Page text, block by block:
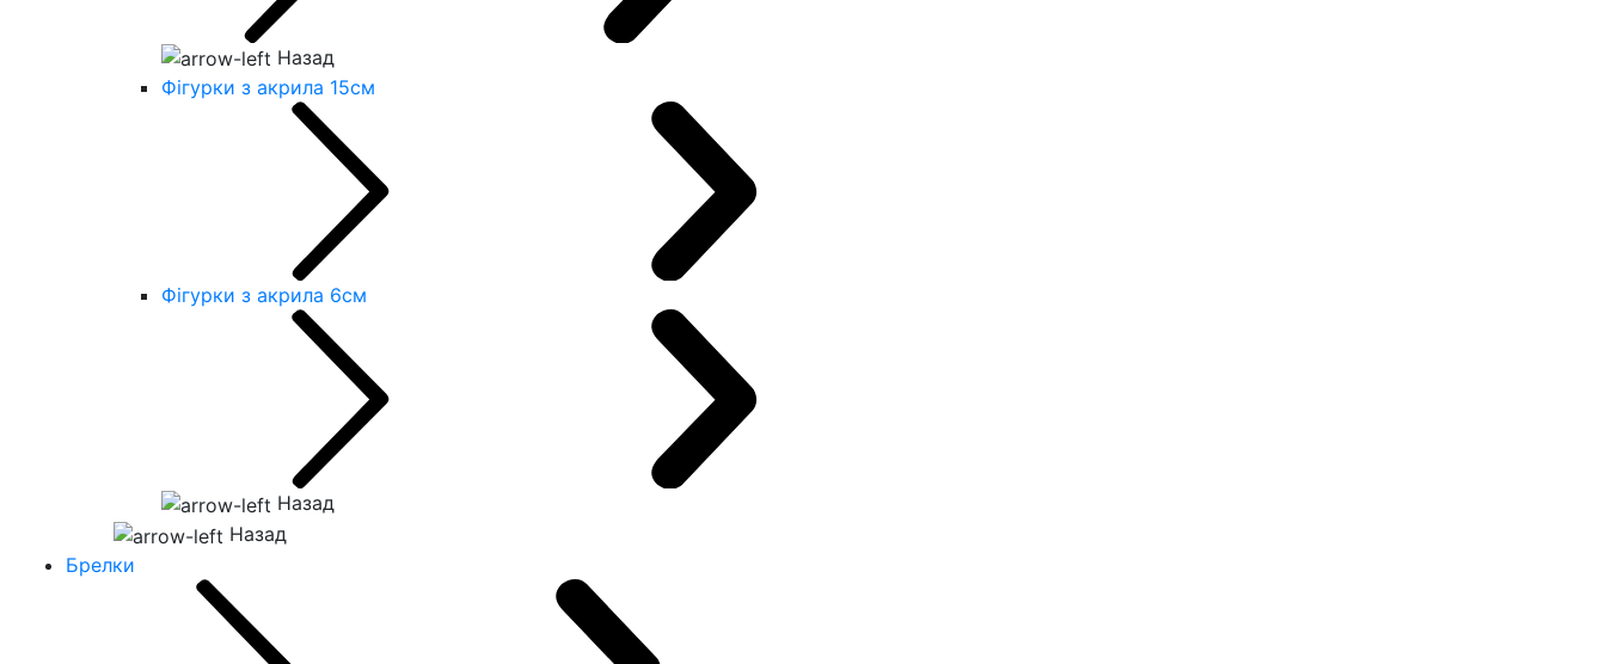
Назад
Фігурки з акрила 15см
Фігурки з акрила 6см
Назад
Назад
Брелки